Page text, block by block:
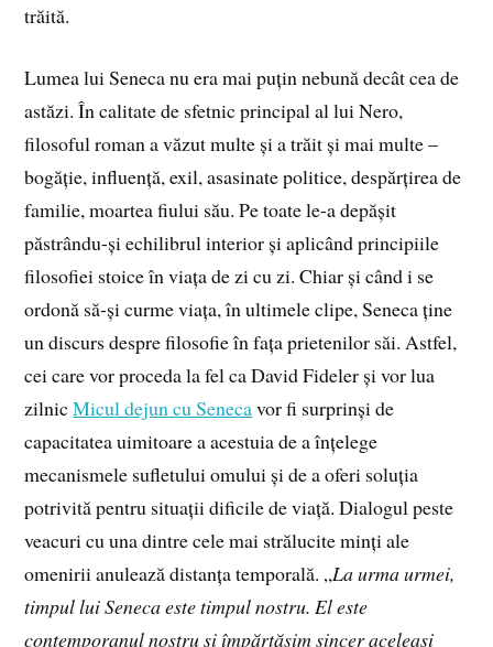
trăită.
Lumea lui Seneca nu era mai puțin nebună decât cea de
astăzi. În calitate de sfetnic principal al lui Nero,
filosoful roman a văzut multe și a trăit și mai multe –
bogăție, influență, exil, asasinate politice, despărțirea de
familie, moartea fiului său. Pe toate le-a depășit
păstrându-și echilibrul interior și aplicând principiile
filosofiei stoice în viața de zi cu zi. Chiar și când i se
ordonă să-și curme viața, în ultimele clipe, Seneca ține
un discurs despre filosofie în fața prietenilor săi. Astfel,
cei care vor proceda la fel ca David Fideler și vor lua
zilnicMicul dejun cu Senecavor fi surprinși de
capacitatea uimitoare a acestuia de a înțelege
mecanismele sufletului omului și de a oferi soluția
potrivită pentru situații dificile de viață. Dialogul peste
veacuri cu una dintre cele mai strălucite minți ale
omenirii anulează distanța temporală. „La urma urmei,
timpul lui Seneca este timpul nostru. El este
contemporanul nostru și împărtășim sincer aceleași